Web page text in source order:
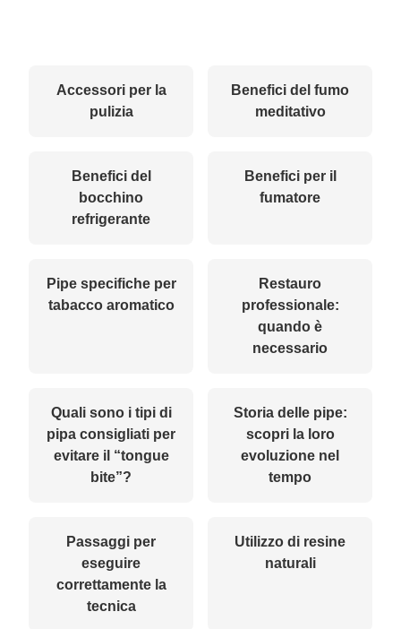
Accessori per la
pulizia
Benefici del fumo
meditativo
Benefici del
bocchino
refrigerante
Benefici per il
fumatore
Pipe specifiche per
tabacco aromatico
Restauro
professionale:
quando è
necessario
Quali sono i tipi di
pipa consigliati per
evitare il “tongue
bite”?
Storia delle pipe:
scopri la loro
evoluzione nel
tempo
Passaggi per
eseguire
correttamente la
tecnica
Utilizzo di resine
naturali